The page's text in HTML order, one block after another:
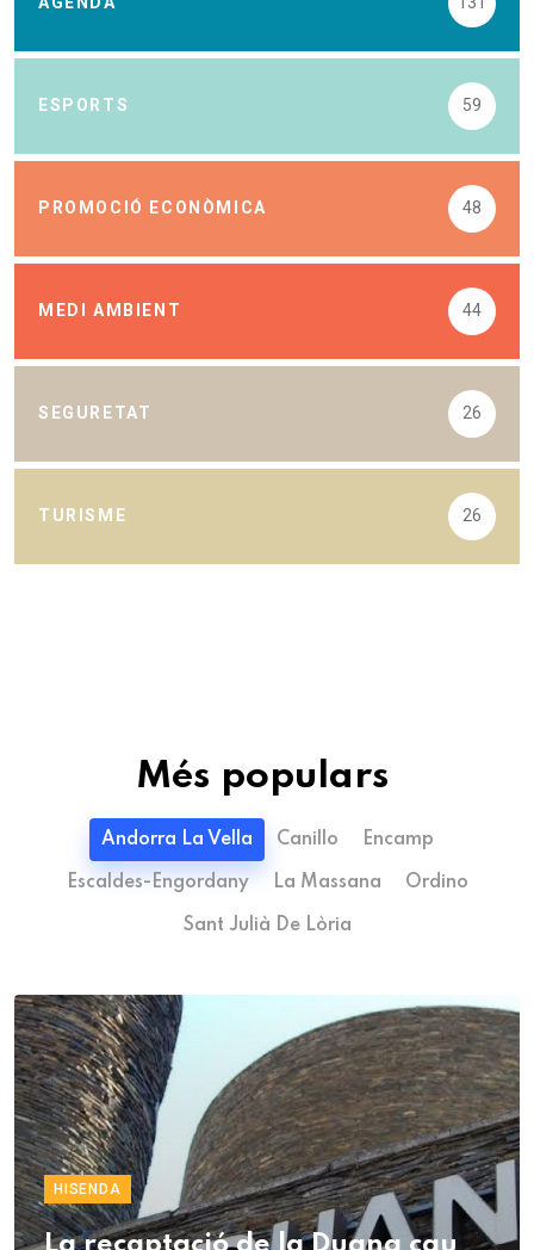
ESPORTS 59
PROMOCIÓ ECONÒMICA 48
MEDI AMBIENT 44
SEGURETAT 26
TURISME 26
Més populars
Andorra La Vella Canillo Encamp
Escaldes-Engordany La Massana Ordino
Sant Julià De Lòria
HISENDA
La recaptació de la Duana cau